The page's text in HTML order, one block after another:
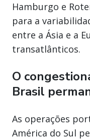
Hamburgo e
para a
entre a Ásia e a
transatlânticos.
O
Brasil
As operações
América do Sul